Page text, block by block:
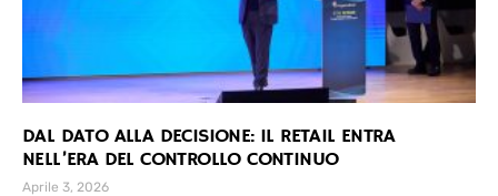
DAL DATO ALLA DECISIONE: IL RETAIL ENTRA
NELL’ERA DEL CONTROLLO CONTINUO
Aprile 3, 2026